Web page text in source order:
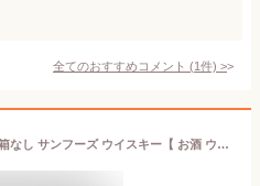
全てのおすすめコメント (1件) >
御勅使(みだい) 37度 700ml 箱なし サンフーズ ウイスキー【 お酒 ウィスキー 国産ウイスキー 誕生日 ひとり呑み 蒸留酒 晩酌 家飲み 祝い酒 記念日 祝い 国産ウィスキー 自宅用 家庭用 宅飲み 飲み会 ひとり飲み ウイスキー 洋酒 】【ワインならリカオー】